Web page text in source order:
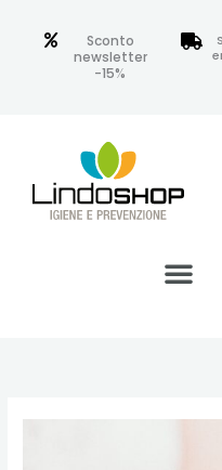
contenuto
Sconto
newsletter
-15%